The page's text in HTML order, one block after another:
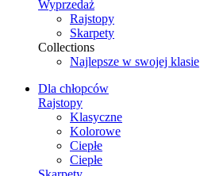
Wyprzedaż
Rajstopy
Skarpety
Collections
Najlepsze w swojej klasie
Dla chłopców
Rajstopy
Klasyczne
Kolorowe
Ciepłe
Ciepłe